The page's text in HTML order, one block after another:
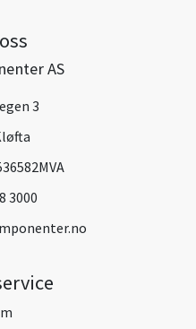
AS
3
3000